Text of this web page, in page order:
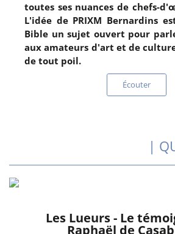
toutes ses nuances de chefs-
L'idée de PRIXM Bernardins
Bible un sujet ouvert pour
aux amateurs d'art et de
de tout poil.
Écouter
|
Les Lueurs - Le
Raphaël de